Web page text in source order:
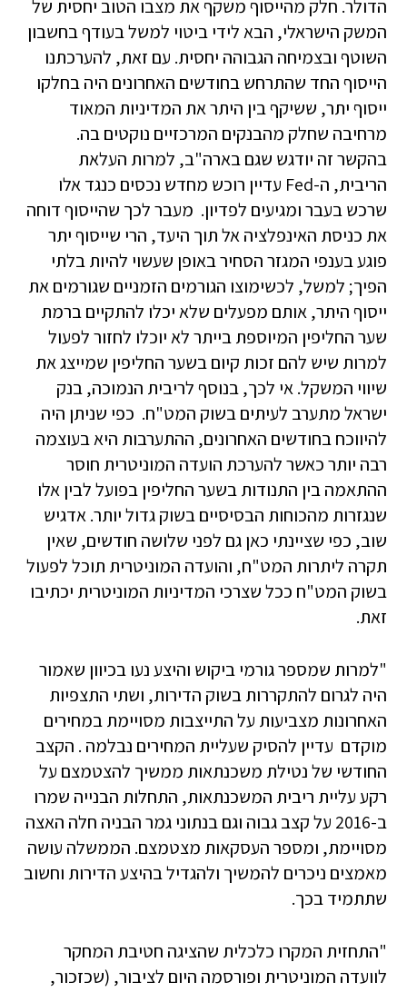
הדולר. חלק מהייסוף משקף את מצבו הטוב יחסית של
המשק הישראלי, הבא לידי ביטוי למשל בעודף בחשבון
השוטף ובצמיחה הגבוהה יחסית. עם זאת, להערכתנו
הייסוף החד שהתרחש בחודשים האחרונים היה בחלקו
ייסוף יתר, ששיקף בין היתר את המדיניות המאוד
מרחיבה שחלק מהבנקים המרכזיים נוקטים בה.
בהקשר זה יודגש שגם בארה"ב, למרות העלאת
הריבית, ה-Fed עדיין רוכש מחדש נכסים כנגד אלו
שרכש בעבר ומגיעים לפדיון. מעבר לכך שהייסוף דוחה
את כניסת האינפלציה אל תוך היעד, הרי שייסוף יתר
פוגע בענפי המגזר הסחיר באופן שעשוי להיות בלתי
הפיך; למשל, לכשימוצו הגורמים הזמניים שגורמים את
ייסוף היתר, אותם מפעלים שלא יכלו להתקיים ברמת
שער החליפין המיוספת בייתר לא יוכלו לחזור לפעול
למרות שיש להם זכות קיום בשער החליפין שמייצג את
שיווי המשקל. אי לכך, בנוסף לריבית הנמוכה, בנק
ישראל מתערב לעיתים בשוק המט"ח. כפי שניתן היה
להיווכח בחודשים האחרונים, ההתערבות היא בעוצמה
רבה יותר כאשר להערכת הועדה המוניטרית חוסר
ההתאמה בין התנודות בשער החליפין בפועל לבין אלו
שנגזרות מהכוחות הבסיסיים בשוק גדול יותר. אדגיש
שוב, כפי שציינתי כאן גם לפני שלושה חודשים, שאין
תקרה ליתרות המט"ח, והועדה המוניטרית תוכל לפעול
בשוק המט"ח ככל שצרכי המדיניות המוניטרית יכתיבו
זאת.
"למרות שמספר גורמי ביקוש והיצע נעו בכיוון שאמור
היה לגרום להתקררות בשוק הדירות, ושתי התצפיות
האחרונות מצביעות על התייצבות מסויימת במחירים
מוקדם עדיין להסיק שעליית המחירים נבלמה . הקצב
החודשי של נטילת משכנתאות ממשיך להצטמצם על
רקע עליית ריבית המשכנתאות, התחלות הבנייה שמרו
ב-2016 על קצב גבוה וגם בנתוני גמר הבניה חלה האצה
מסויימת, ומספר העסקאות מצטמצם. הממשלה עושה
מאמצים ניכרים להמשיך ולהגדיל בהיצע הדירות וחשוב
שתתמיד בכך.
"התחזית המקרו כלכלית שהציגה חטיבת המחקר
לוועדה המוניטרית ופורסמה היום לציבור, (שכזכור,